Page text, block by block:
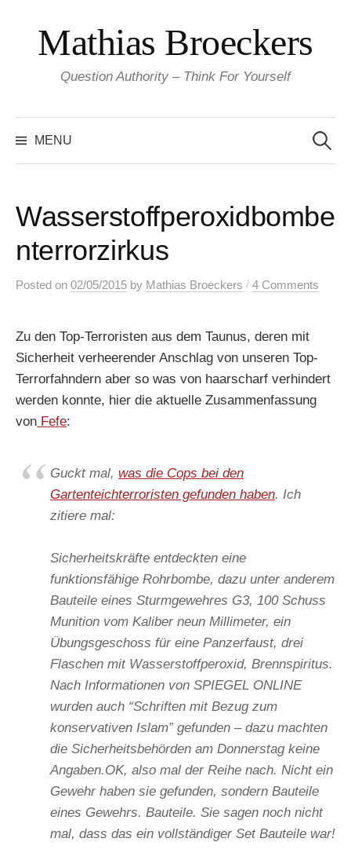
content
Mathias Broeckers
Question Authority – Think For Yourself
MENU
for:
Wasserstoffperoxidbombe
nterrorzirkus
Posted on 02/05/2015 by Mathias Broeckers / 4 Comments
Zu den Top-Terroristen aus dem Taunus, deren mit
Sicherheit verheerender Anschlag von unseren Top-
Terrorfahndern aber so was von haarscharf verhindert
werden konnte, hier die aktuelle Zusammenfassung
von Fefe:
Guckt mal, was die Cops bei den
Gartenteichterroristen gefunden haben. Ich
zitiere mal:
Sicherheitskräfte entdeckten eine
funktionsfähige Rohrbombe, dazu unter anderem
Bauteile eines Sturmgewehres G3, 100 Schuss
Munition vom Kaliber neun Millimeter, ein
Übungsgeschoss für eine Panzerfaust, drei
Flaschen mit Wasserstoffperoxid, Brennspiritus.
Nach Informationen von SPIEGEL ONLINE
wurden auch “Schriften mit Bezug zum
konservativen Islam” gefunden – dazu machten
die Sicherheitsbehörden am Donnerstag keine
Angaben.OK, also mal der Reihe nach. Nicht ein
Gewehr haben sie gefunden, sondern Bauteile
eines Gewehrs. Bauteile. Sie sagen noch nicht
mal, dass das ein vollständiger Set Bauteile war!